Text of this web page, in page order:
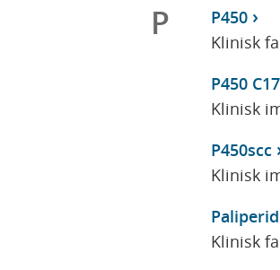
P
P450
Klinisk
P450 C17
Klinisk
P450scc
Klinisk
Klinisk